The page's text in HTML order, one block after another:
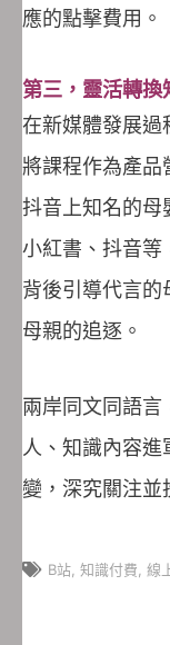
應的點擊費用。
第三，靈活轉換
在新媒體發展過
將課程作為產品
抖音上知名的母
小紅書、抖音等
背後引導代言的
母親的追逐。
兩岸同文同語言
人、知識內容
變，深究關注並
B站 知識付費 線